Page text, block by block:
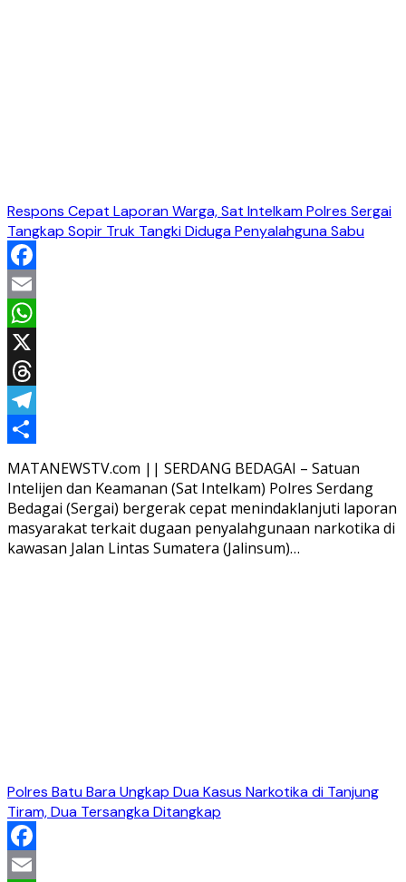
Respons Cepat Laporan Warga, Sat Intelkam Polres Sergai
Tangkap Sopir Truk Tangki Diduga Penyalahguna Sabu
Facebook
Email
WhatsApp
X
Threads
Telegram
Share
MATANEWSTV.com || SERDANG BEDAGAI – Satuan
Intelijen dan Keamanan (Sat Intelkam) Polres Serdang
Bedagai (Sergai) bergerak cepat menindaklanjuti laporan
masyarakat terkait dugaan penyalahgunaan narkotika di
kawasan Jalan Lintas Sumatera (Jalinsum)…
Polres Batu Bara Ungkap Dua Kasus Narkotika di Tanjung
Tiram, Dua Tersangka Ditangkap
Facebook